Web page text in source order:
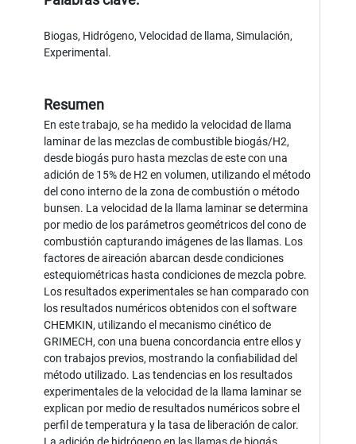
Biogas, Hidrógeno, Velocidad de llama, Simulación,
Experimental.
Resumen
En este trabajo, se ha medido la velocidad de llama
laminar de las mezclas de combustible biogás/H2,
desde biogás puro hasta mezclas de este con una
adición de 15% de H2 en volumen, utilizando el método
del cono interno de la zona de combustión o método
bunsen. La velocidad de la llama laminar se determina
por medio de los parámetros geométricos del cono de
combustión capturando imágenes de las llamas. Los
factores de aireación abarcan desde condiciones
estequiométricas hasta condiciones de mezcla pobre.
Los resultados experimentales se han comparado con
los resultados numéricos obtenidos con el software
CHEMKIN, utilizando el mecanismo cinético de
GRIMECH, con una buena concordancia entre ellos y
con trabajos previos, mostrando la confiabilidad del
método utilizado. Las tendencias en los resultados
experimentales de la velocidad de la llama laminar se
explican por medio de resultados numéricos sobre el
perfil de temperatura y la tasa de liberación de calor.